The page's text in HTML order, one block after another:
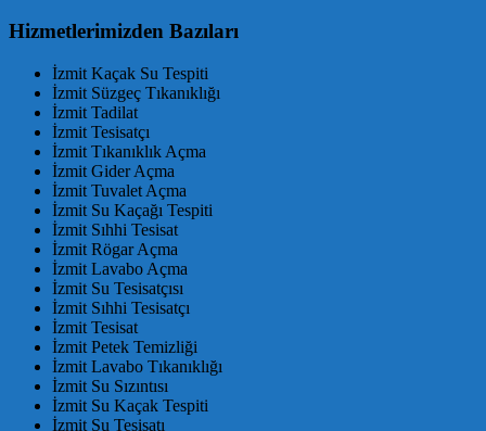
Hizmetlerimizden Bazıları
İzmit Kaçak Su Tespiti
İzmit Süzgeç Tıkanıklığı
İzmit Tadilat
İzmit Tesisatçı
İzmit Tıkanıklık Açma
İzmit Gider Açma
İzmit Tuvalet Açma
İzmit Su Kaçağı Tespiti
İzmit Sıhhi Tesisat
İzmit Rögar Açma
İzmit Lavabo Açma
İzmit Su Tesisatçısı
İzmit Sıhhi Tesisatçı
İzmit Tesisat
İzmit Petek Temizliği
İzmit Lavabo Tıkanıklığı
İzmit Su Sızıntısı
İzmit Su Kaçak Tespiti
İzmit Su Tesisatı